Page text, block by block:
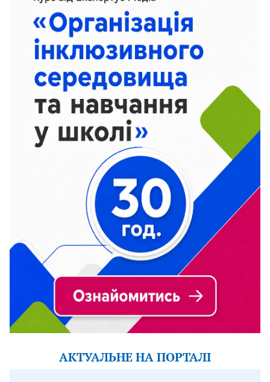
АКТУАЛЬНЕ НА ПОРТАЛІ